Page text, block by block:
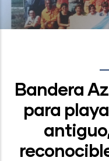
Bandera
para